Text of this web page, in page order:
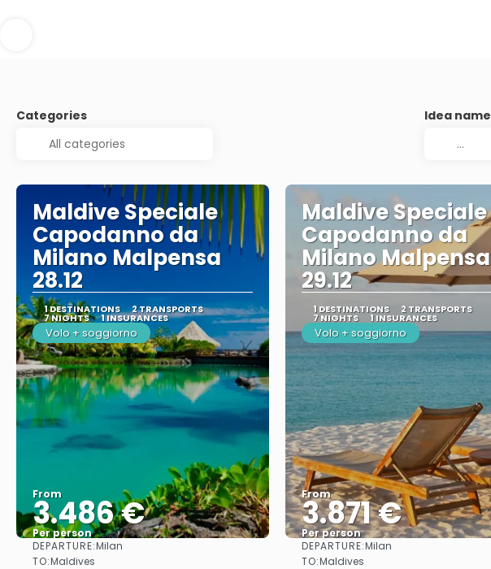
Categories Idea name
Maldive Speciale
Capodanno da
Milano Malpensa
28.12
1 DESTINATIONS 2 TRANSPORTS
7 NIGHTS 1 INSURANCES
Volo + soggiorno
From
3.486 €
Per person
DEPARTURE:Milan
TO:Maldives
Maldive Speciale
Capodanno da
Milano Malpensa
29.12
1 DESTINATIONS 2 TRANSPORTS
7 NIGHTS 1 INSURANCES
Volo + soggiorno
From
3.871 €
Per person
DEPARTURE:Milan
TO:Maldives